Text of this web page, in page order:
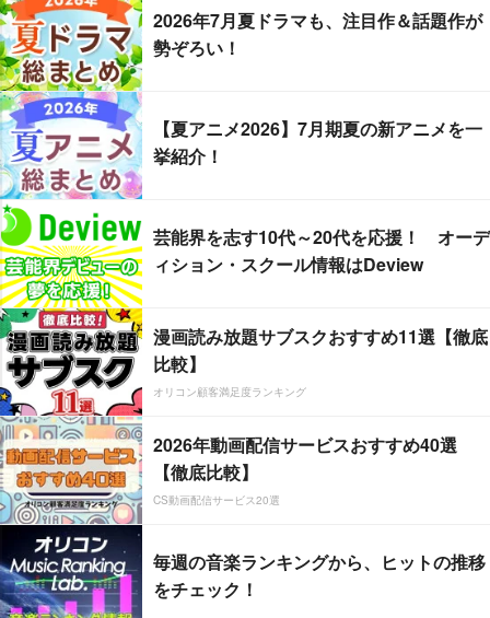
2026年7月夏ドラマも、注目作＆話題作が
勢ぞろい！
【夏アニメ2026】7月期夏の新アニメを一
挙紹介！
芸能界を志す10代～20代を応援！ オーデ
ィション・スクール情報はDeview
漫画読み放題サブスクおすすめ11選【徹底
比較】
オリコン顧客満足度ランキング
2026年動画配信サービスおすすめ40選
【徹底比較】
CS動画配信サービス20選
毎週の音楽ランキングから、ヒットの推移
をチェック！